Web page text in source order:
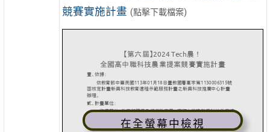
競賽實施計畫 (點擊下載檔案)
在全螢幕中檢視